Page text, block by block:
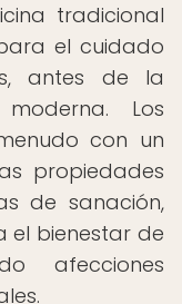
tradicional
el cuidado
antes de la
Los
con un
propiedades
de sanación,
el bienestar de
afecciones